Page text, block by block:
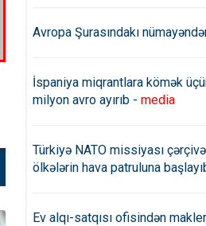
Avropa Şurasındakı
İspaniya miqrantlara kömək
milyon avro ayırıb - media
Türkiyə NATO missiyası
ölkələrin hava patruluna
Ev alqı-satqısı ofisindən